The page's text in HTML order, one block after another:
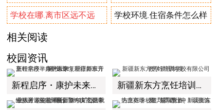
学校在哪.离市区远不远 学校环境.住宿条件怎么样
相关阅读
校园资讯
新程启序・康护未来｜新疆新东方烹饪学校举办中医康复理疗师班开幕仪式！ 新疆新东方烹饪培训学校有限公司教学管理制度